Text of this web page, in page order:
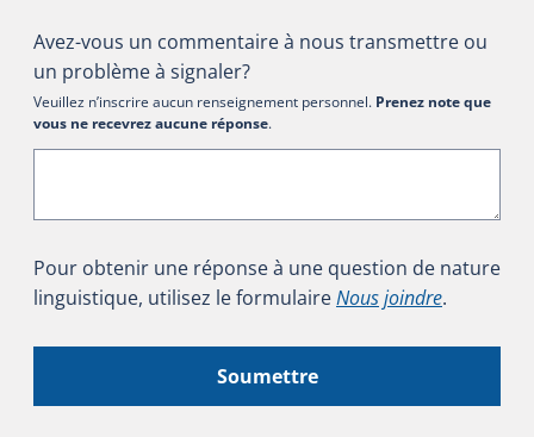
Avez-vous un commentaire à nous transmettre ou
un problème à signaler?
Veuillez n’inscrire aucun renseignement personnel. Prenez note que
vous ne recevrez aucune réponse.
Pour obtenir une réponse à une question de nature
linguistique, utilisez le formulaireNous joindre.
Soumettre